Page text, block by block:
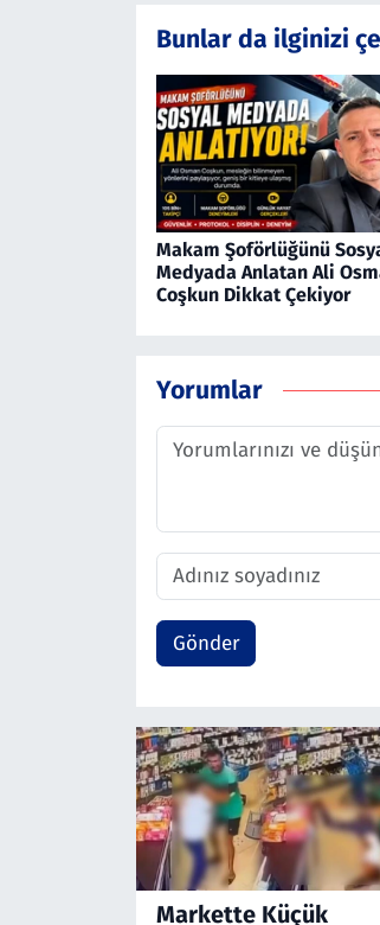
Bunlar da ilginizi
Makam Şoförlüğünü
Medyada Anlatan Ali
Coşkun Dikkat Çekiyor
Yorumlar
Gönder
Markette Küçük